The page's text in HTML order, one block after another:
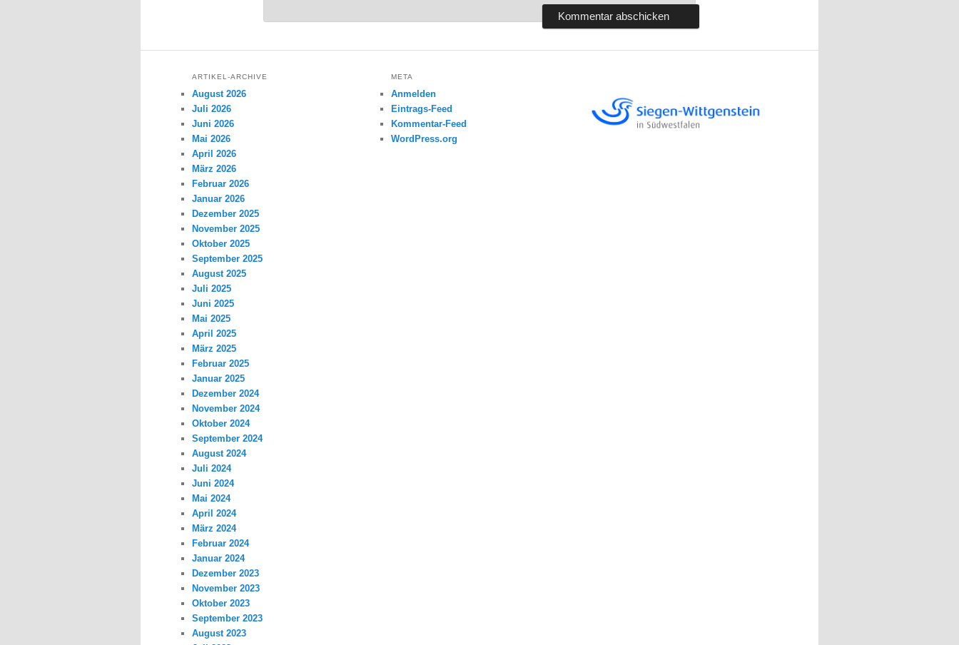
ARTIKEL-ARCHIVE
August 2026
Juli 2026
Juni 2026
Mai 2026
April 2026
März 2026
Februar 2026
Januar 2026
Dezember 2025
November 2025
Oktober 2025
September 2025
August 2025
Juli 2025
Juni 2025
Mai 2025
April 2025
März 2025
Februar 2025
Januar 2025
Dezember 2024
November 2024
Oktober 2024
September 2024
August 2024
Juli 2024
Juni 2024
Mai 2024
April 2024
März 2024
Februar 2024
Januar 2024
Dezember 2023
November 2023
Oktober 2023
September 2023
August 2023
META
Anmelden
Eintrags-Feed
Kommentar-Feed
WordPress.org